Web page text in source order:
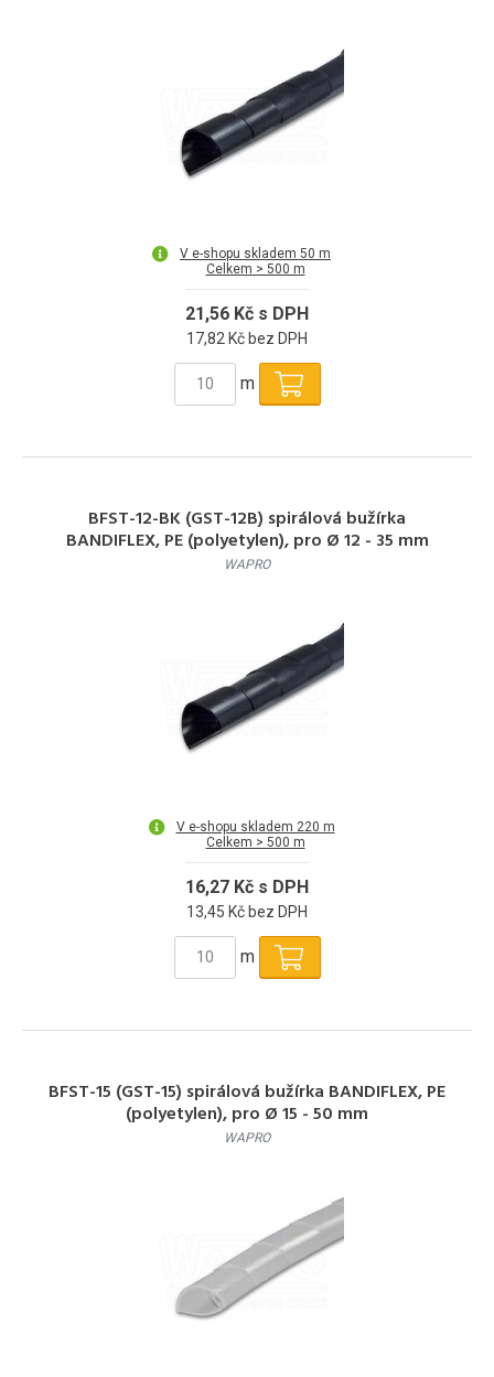
V e-shopu skladem 50 m
Celkem > 500 m
21,56 Kč s DPH
17,82 Kč bez DPH
m
BFST-12-BK (GST-12B) spirálová bužírka
BANDIFLEX, PE (polyetylen), pro Ø 12 - 35 mm
WAPRO
V e-shopu skladem 220 m
Celkem > 500 m
16,27 Kč s DPH
13,45 Kč bez DPH
m
BFST-15 (GST-15) spirálová bužírka BANDIFLEX, PE
(polyetylen), pro Ø 15 - 50 mm
WAPRO